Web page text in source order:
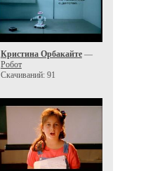
Кристина Орбакайте—
Робот
Скачиваний: 91